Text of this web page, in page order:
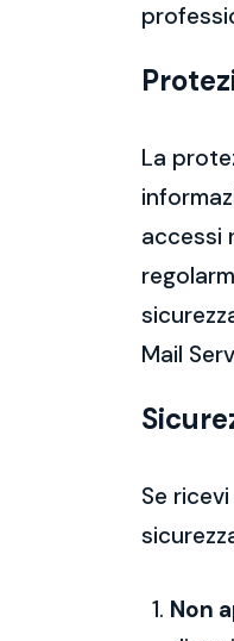
La
accessi
Mail
Se
Non